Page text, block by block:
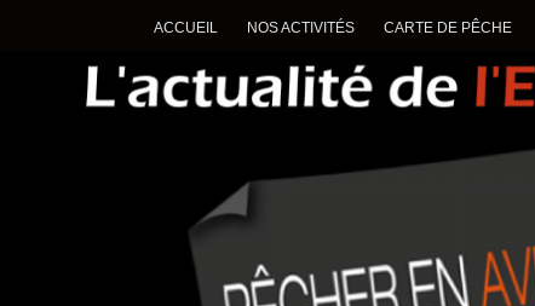
ACCUEIL NOS ACTIVITÉS CARTE DE PÊCHE